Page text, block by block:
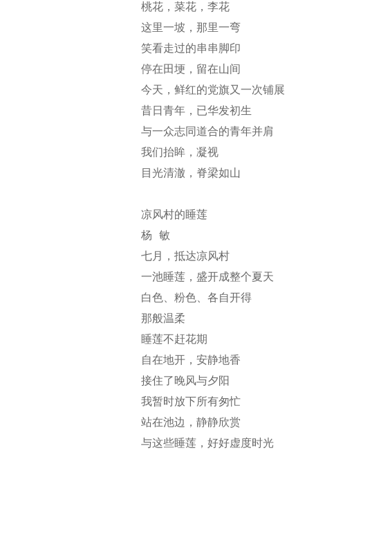
桃花，菜花，李花
这里一坡，那里一弯
笑看走过的串串脚印
停在田埂，留在山间
今天，鲜红的党旗又一次铺展
昔日青年，已华发初生
与一众志同道合的青年并肩
我们抬眸，凝视
目光清澈，脊梁如山
凉风村的睡莲
杨 敏
七月，抵达凉风村
一池睡莲，盛开成整个夏天
白色、粉色、各自开得
那般温柔
睡莲不赶花期
自在地开，安静地香
接住了晚风与夕阳
我暂时放下所有匆忙
站在池边，静静欣赏
与这些睡莲，好好虚度时光